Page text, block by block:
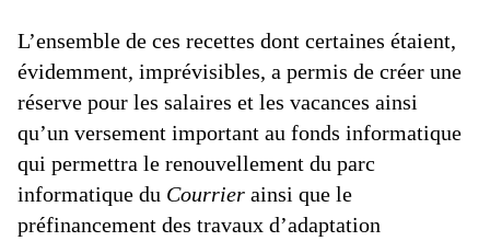
L’ensemble de ces recettes dont certaines étaient,
évidemment, imprévisibles, a permis de créer une
réserve pour les salaires et les vacances ainsi
qu’un versement important au fonds informatique
qui permettra le renouvellement du parc
informatique du Courrier ainsi que le
préfinancement des travaux d’adaptation